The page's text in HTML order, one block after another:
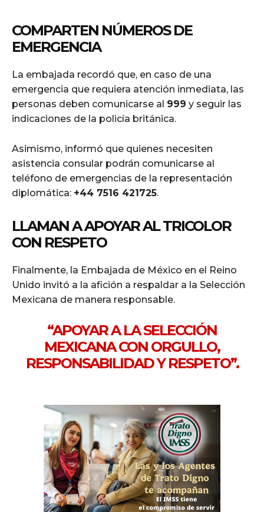
COMPARTEN NÚMEROS DE
EMERGENCIA
La embajada recordó que, en caso de una
emergencia que requiera atención inmediata, las
personas deben comunicarse al 999 y seguir las
indicaciones de la policía británica.
Asimismo, informó que quienes necesiten
asistencia consular podrán comunicarse al
teléfono de emergencias de la representación
diplomática: +44 7516 421725.
LLAMAN A APOYAR AL TRICOLOR
CON RESPETO
Finalmente, la Embajada de México en el Reino
Unido invitó a la afición a respaldar a la Selección
Mexicana de manera responsable.
“APOYAR A LA SELECCIÓN
MEXICANA CON ORGULLO,
RESPONSABILIDAD Y RESPETO”.